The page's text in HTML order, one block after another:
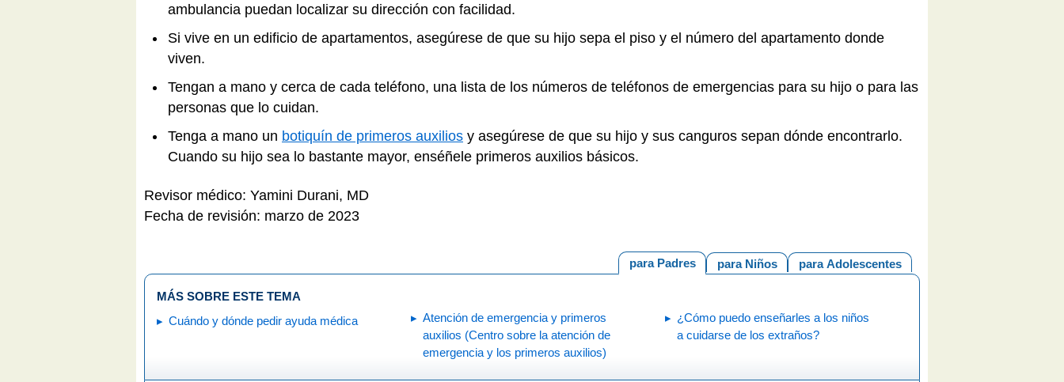
ambulancia puedan localizar su dirección con facilidad.
Si vive en un edificio de apartamentos, asegúrese de que su hijo sepa el piso y el número del apartamento donde
viven.
Tengan a mano y cerca de cada teléfono, una lista de los números de teléfonos de emergencias para su hijo o para las
personas que lo cuidan.
Tenga a mano un botiquín de primeros auxilios y asegúrese de que su hijo y sus canguros sepan dónde encontrarlo.
Cuando su hijo sea lo bastante mayor, enséñele primeros auxilios básicos.
Revisor médico: Yamini Durani, MD
Fecha de revisión: marzo de 2023
para Adolescentes
para Niños
para Padres
MÁS SOBRE ESTE TEMA
Cuándo y dónde pedir ayuda médica
Atención de emergencia y primeros
auxilios (Centro sobre la atención de
emergencia y los primeros auxilios)
¿Cómo puedo enseñarles a los niños
a cuidarse de los extraños?